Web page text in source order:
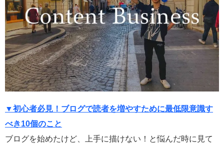
▼初心者必見！ブログで読者を増やすために最低限意識す
べき10個のこと
ブログを始めたけど、上手に描けない！と悩んだ時に見て